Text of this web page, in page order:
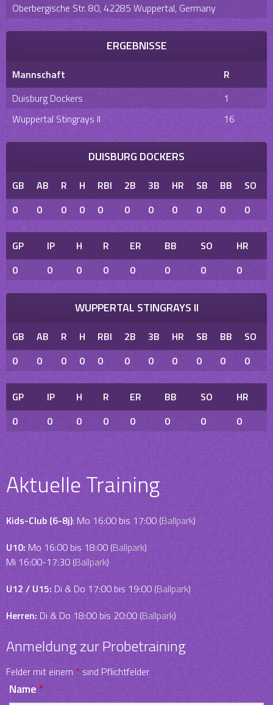
Oberbergische Str. 80, 42285 Wuppertal, Germany
ERGEBNISSE
Mannschaft
R
Duisburg Dockers
1
Wuppertal Stingrays II
16
DUISBURG DOCKERS
GB AB R H RBI 2B 3B HR SB BB SO
0
0 0 0 0 0 0 0 0 0 0
GP IP H R ER BB SO
HR
0
0 0 0 0 0 0 0
WUPPERTAL STINGRAYS II
GB AB R H RBI 2B 3B HR SB BB SO
0
0 0 0 0 0 0 0 0 0 0
GP IP H R ER BB SO
HR
0
0 0 0 0 0 0 0
Aktuelle Training
Kids-Club (6-8j): Mo 16:00 bis 17:00 (Ballpark)
U10:Mo 16:00 bis 18:00 (Ballpark)
Mi 16:00-17:30 (Ballpark)
U12 / U15: Di & Do 17:00 bis 19:00 (Ballpark)
Herren: Di & Do 18:00 bis 20:00 (Ballpark)
Anmeldung zur Probetraining
Felder mit einem* sind Pflichtfelder
Name*